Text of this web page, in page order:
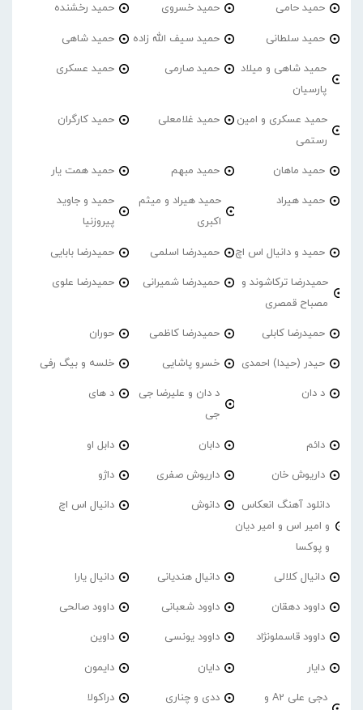
حمید حامی حمید خسروی حمید رخشنده
حمید سلطانی حمید سیف الله زاده حمید شاهی
حمید شاهی و میلاد
پارسیان
حمید صارمی حمید عسکری
حمید عسکری و امین
رستمی
حمید غلامعلی حمید کارگران
حمید ماهان حمید مبهم حمید همت یار
حمید هیراد
حمید هیراد و میثم
اکبری
حمید و جاوید
پیروزنیا
حمید و دانیال اس اچ حمیدرضا اسلمی حمیدرضا بابایی
حمیدرضا ترکاشوند و
مصباح قمصری
حمیدرضا شمیرانی حمیدرضا علوی
حمیدرضا کابلی حمیدرضا کاظمی حوران
حیدر (حیدا) احمدی خسرو پاشایی خلسه و بیگ رفی
د دان
د دان و علیرضا جی
جی
د های
دائم دابان دابل او
داریوش خان داریوش صفری داژو
دانلود آهنگ انعکاس
و امیر اس و امیر دیان
و پوکسا
دانوش دانیال اس اچ
دانیال کلالی دانیال هندیانی دانیال یارا
داوود دهقان داوود شعبانی داوود صالحی
داوود قاسملونژاد داوود یونسی داوین
دایار دایان دایمون
دجی علی A2 و
ددی و چناری دراکولا